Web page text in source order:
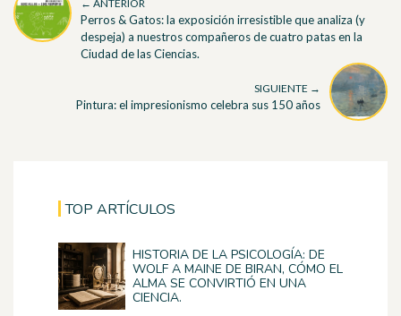
← ANTERIOR
Perros & Gatos: la exposición irresistible que analiza (y
despeja) a nuestros compañeros de cuatro patas en la
Ciudad de las Ciencias.
SIGUIENTE →
Pintura: el impresionismo celebra sus 150 años
TOP ARTÍCULOS
HISTORIA DE LA PSICOLOGÍA: DE
WOLF A MAINE DE BIRAN, CÓMO EL
ALMA SE CONVIRTIÓ EN UNA
CIENCIA.